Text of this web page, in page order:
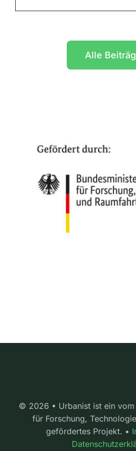
Alle
© 2026 • Urbanist ist ein vom
für Forschung,
gefördertes Projekt. •